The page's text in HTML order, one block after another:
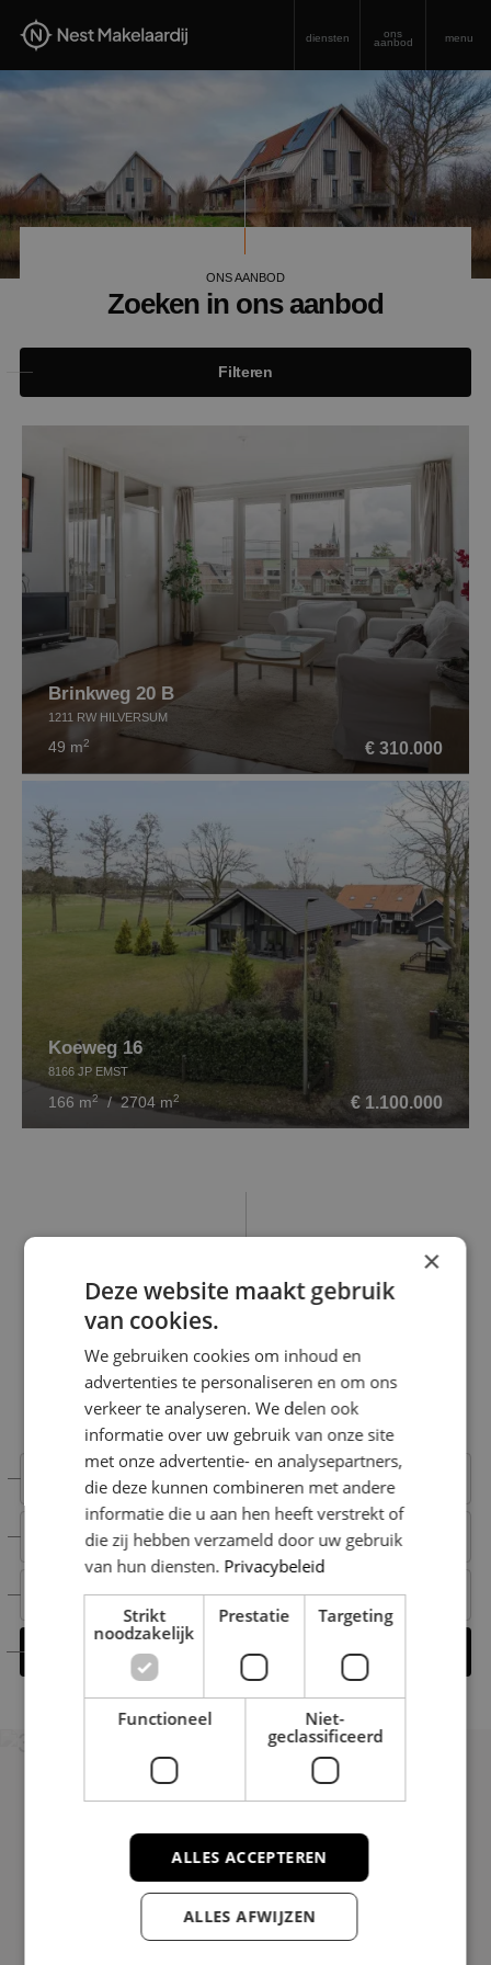
diensten ons
aanbod menu
ONS AANBOD
Zoeken in ons aanbod
Filteren
Brinkweg 20 B
1211 RW HILVERSUM
49 m2 € 310.000
Koeweg 16
8166 JP EMST
166 m2/ 2704 m2 € 1.100.000
CONTACT OPNEMEN
Interesse in onze diensten?
Michael helpt je graag verder!
Makelaar wonen
+31 6 15 00 52 66
+31 6 15 00 52 66
michael@nestmakelaardij.nl
Contact opnemen
Uitstekend
×
Deze website maakt gebruik
van cookies.
We gebruiken cookies om inhoud en
advertenties te personaliseren en om ons
verkeer te analyseren. We delen ook
informatie over uw gebruik van onze site
met onze advertentie- en analysepartners,
die deze kunnen combineren met andere
informatie die u aan hen heeft verstrekt of
die zij hebben verzameld door uw gebruik
van hun diensten. Privacybeleid
Strikt
noodzakelijk
Prestatie Targeting
Functioneel
Niet-
geclassificeerd
ALLES ACCEPTEREN
ALLES AFWIJZEN